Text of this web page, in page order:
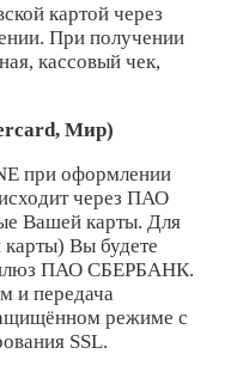
картой через
При получении
кассовый чек,
Мир)
при оформлении
через ПАО
Вашей карты. Для
Вы будете
ПАО СБЕРБАНК.
и передача
режиме с
SSL.